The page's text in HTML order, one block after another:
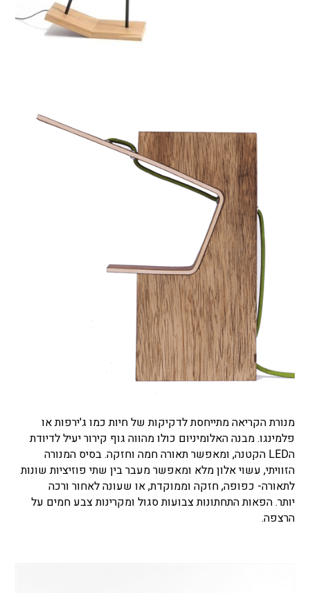
מנורת הקריאה מתייחסת לדקיקות של חיות כמו ג'ירפות או
פלמינגו. מבנה האלומיניום כולו מהווה גוף קירור יעיל לדיודת
הLED הקטנה, ומאפשר תאורה חמה וחזקה. בסיס המנורה
הזוויתי, עשוי אלון מלא ומאפשר מעבר בין שתי פוזיציות שונות
לתאורה- כפופה, חזקה וממוקדת, או שעונה לאחור ורכה
יותר. הפאות התחתונות צבועות סגול ומקרינות צבע חמים על
הרצפה.